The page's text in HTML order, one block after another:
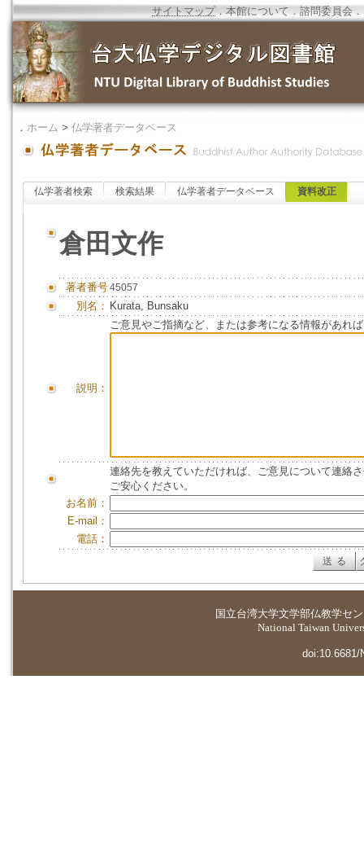
サイトマップ．本館について ．諮問委員会 ．
． ホーム > 仏学著者データベース
仏学著者検索 検索結果 仏学著者データベース 資料改正
倉田文作
著者番号45057
別名： Kurata, Bunsaku
説明：
ご意見やご指摘など、または参考になる情報があれ
連絡先を教えていただければ、ご意見について連絡
ご安心ください。
お名前：
E-mail：
電話：
国立台湾大学文学部仏教学セ
National Taiwan
doi:10.6681/